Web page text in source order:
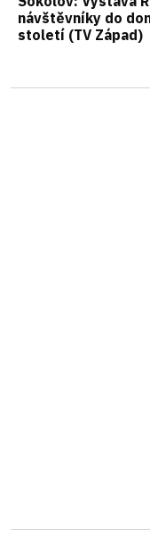
návštěvníky do
století (TV Západ)